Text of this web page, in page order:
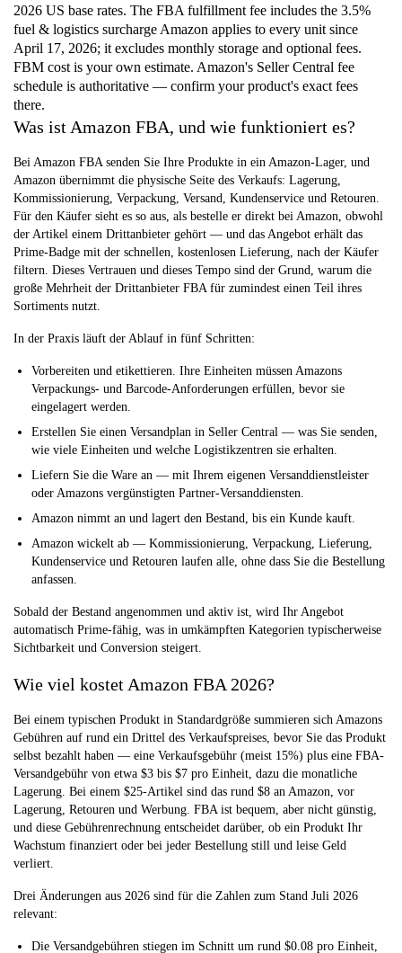
2026 US base rates. The FBA fulfillment fee includes the 3.5%
fuel & logistics surcharge Amazon applies to every unit since
April 17, 2026; it excludes monthly storage and optional fees.
FBM cost is your own estimate. Amazon's Seller Central fee
schedule is authoritative — confirm your product's exact fees
there.
Was ist Amazon FBA, und wie funktioniert es?
Bei Amazon FBA senden Sie Ihre Produkte in ein Amazon-Lager, und
Amazon übernimmt die physische Seite des Verkaufs: Lagerung,
Kommissionierung, Verpackung, Versand, Kundenservice und Retouren.
Für den Käufer sieht es so aus, als bestelle er direkt bei Amazon, obwohl
der Artikel einem Drittanbieter gehört — und das Angebot erhält das
Prime-Badge mit der schnellen, kostenlosen Lieferung, nach der Käufer
filtern. Dieses Vertrauen und dieses Tempo sind der Grund, warum die
große Mehrheit der Drittanbieter FBA für zumindest einen Teil ihres
Sortiments nutzt.
In der Praxis läuft der Ablauf in fünf Schritten:
Vorbereiten und etikettieren. Ihre Einheiten müssen Amazons
Verpackungs- und Barcode-Anforderungen erfüllen, bevor sie
eingelagert werden.
Erstellen Sie einen Versandplan in Seller Central — was Sie senden,
wie viele Einheiten und welche Logistikzentren sie erhalten.
Liefern Sie die Ware an — mit Ihrem eigenen Versanddienstleister
oder Amazons vergünstigten Partner-Versanddiensten.
Amazon nimmt an und lagert den Bestand, bis ein Kunde kauft.
Amazon wickelt ab — Kommissionierung, Verpackung, Lieferung,
Kundenservice und Retouren laufen alle, ohne dass Sie die Bestellung
anfassen.
Sobald der Bestand angenommen und aktiv ist, wird Ihr Angebot
automatisch Prime-fähig, was in umkämpften Kategorien typischerweise
Sichtbarkeit und Conversion steigert.
Wie viel kostet Amazon FBA 2026?
Bei einem typischen Produkt in Standardgröße summieren sich Amazons
Gebühren auf rund ein Drittel des Verkaufspreises, bevor Sie das Produkt
selbst bezahlt haben — eine Verkaufsgebühr (meist 15%) plus eine FBA-
Versandgebühr von etwa $3 bis $7 pro Einheit, dazu die monatliche
Lagerung. Bei einem $25-Artikel sind das rund $8 an Amazon, vor
Lagerung, Retouren und Werbung. FBA ist bequem, aber nicht günstig,
und diese Gebührenrechnung entscheidet darüber, ob ein Produkt Ihr
Wachstum finanziert oder bei jeder Bestellung still und leise Geld
verliert.
Drei Änderungen aus 2026 sind für die Zahlen zum Stand Juli 2026
relevant:
Die Versandgebühren stiegen im Schnitt um rund $0.08 pro Einheit